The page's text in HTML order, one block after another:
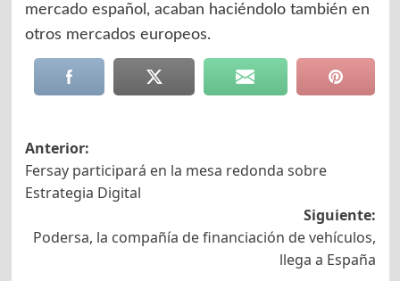
mercado español, acaban haciéndolo también en
otros mercados europeos.
Navegación
de
entradas
Anterior:
Fersay participará en la mesa redonda sobre
Estrategia Digital
Siguiente:
Podersa, la compañía de financiación de vehículos,
llega a España